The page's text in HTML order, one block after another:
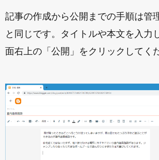
記事の作成から公開までの手順は管
と同じです。タイトルや本文を入力
面右上の「公開」をクリックしてく